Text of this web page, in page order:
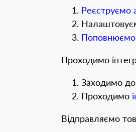
Реєструємо
Поповнюємо
Проходимо
Заходимо до
Проходимо
Відправляємо